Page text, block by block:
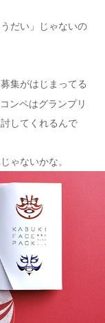
だい」じゃないの
集がはじまってる
ンペはグランプリ
してくれるんで
ゃないかな。